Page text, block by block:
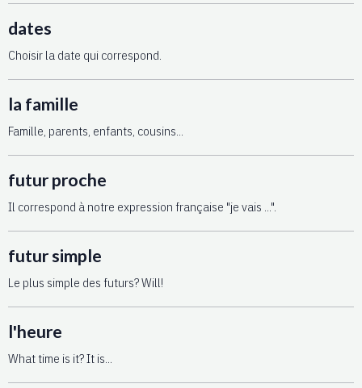
dates
Choisir la date qui correspond.
la famille
Famille, parents, enfants, cousins...
futur proche
Il correspond à notre expression française "je vais ...".
futur simple
Le plus simple des futurs? Will!
l'heure
What time is it? It is...